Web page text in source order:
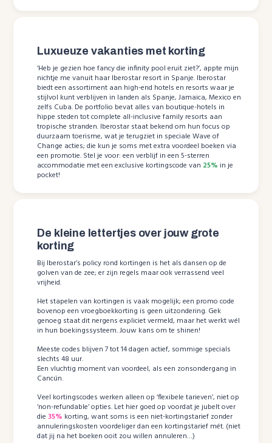
Luxueuze vakanties met korting
‘Heb je gezien hoe fancy die infinity pool eruit ziet?’, appte mijn
nichtje me vanuit haar Iberostar resort in Spanje. Iberostar
biedt een assortiment aan high-end hotels en resorts waar je
stijlvol kunt verblijven in landen als Spanje, Jamaica, Mexico en
zelfs Cuba. De portfolio bevat alles van boutique-hotels in
hippe steden tot complete all-inclusive family resorts aan
tropische stranden. Iberostar staat bekend om hun focus op
duurzaam toerisme, wat je terugziet in speciale Wave of
Change acties; die kun je soms met extra voordeel boeken via
een promotie. Stel je voor: een verblijf in een 5-sterren
accommodatie met een exclusive kortingscode van 25% in je
pocket!
De kleine lettertjes over jouw grote
korting
Bij Iberostar’s policy rond kortingen is het als dansen op de
golven van de zee; er zijn regels maar ook verrassend veel
vrijheid.
Het stapelen van kortingen is vaak mogelijk; een promo code
bovenop een vroegboekkorting is geen uitzondering. Gek
genoeg staat dit nergens expliciet vermeld, maar het werkt wél
in hun boekingssysteem. Jouw kans om te shinen!
Meeste codes blijven 7 tot 14 dagen actief, sommige specials
slechts 48 uur.
Een vluchtig moment van voordeel, als een zonsondergang in
Cancún.
Veel kortingscodes werken alleen op ‘flexibele tarieven’, niet op
‘non-refundable’ opties. Let hier goed op voordat je jubelt over
die35% korting, want soms is een niet-kortingstarief zonder
annuleringskosten voordeliger dan een kortingstarief mét. (niet
dat jij na het boeken ooit zou willen annuleren…)